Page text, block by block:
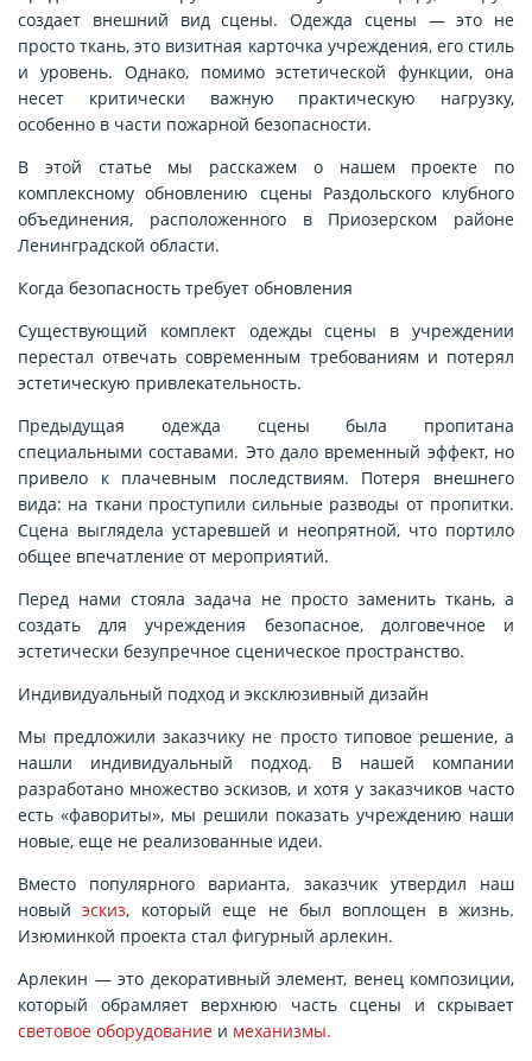
создает внешний вид сцены. Одежда сцены — это не
просто ткань, это визитная карточка учреждения, его стиль
и уровень. Однако, помимо эстетической функции, она
несет критически важную практическую нагрузку,
особенно в части пожарной безопасности.
В этой статье мы расскажем о нашем проекте по
комплексному обновлению сцены Раздольского клубного
объединения, расположенного в Приозерском районе
Ленинградской области.
Когда безопасность требует обновления
Существующий комплект одежды сцены в учреждении
перестал отвечать современным требованиям и потерял
эстетическую привлекательность.
Предыдущая одежда сцены была пропитана
специальными составами. Это дало временный эффект, но
привело к плачевным последствиям. Потеря внешнего
вида: на ткани проступили сильные разводы от пропитки.
Сцена выглядела устаревшей и неопрятной, что портило
общее впечатление от мероприятий.
Перед нами стояла задача не просто заменить ткань, а
создать для учреждения безопасное, долговечное и
эстетически безупречное сценическое пространство.
Индивидуальный подход и эксклюзивный дизайн
Мы предложили заказчику не просто типовое решение, а
нашли индивидуальный подход. В нашей компании
разработано множество эскизов, и хотя у заказчиков часто
есть «фавориты», мы решили показать учреждению наши
новые, еще не реализованные идеи.
Вместо популярного варианта, заказчик утвердил наш
новыйэскиз, который еще не был воплощен в жизнь.
Изюминкой проекта стал фигурный арлекин.
Арлекин — это декоративный элемент, венец композиции,
который обрамляет верхнюю часть сцены и скрывает
световое оборудование и механизмы.